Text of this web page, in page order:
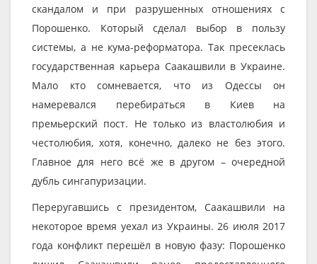
скандалом и при разрушенных отношениях с
Порошенко. Который сделал выбор в пользу
системы, а не кума-реформатора. Так пресеклась
государственная карьера Саакашвили в Украине.
Мало кто сомневается, что из Одессы он
намеревался перебираться в Киев на
премьерский пост. Не только из властолюбия и
честолюбия, хотя, конечно, далеко не без этого.
Главное для него всё же в другом – очередной
дубль сингапуризации.
Переругавшись с президентом, Саакашвили на
некоторое время уехал из Украины. 26 июля 2017
года конфликт перешёл в новую фазу: Порошенко